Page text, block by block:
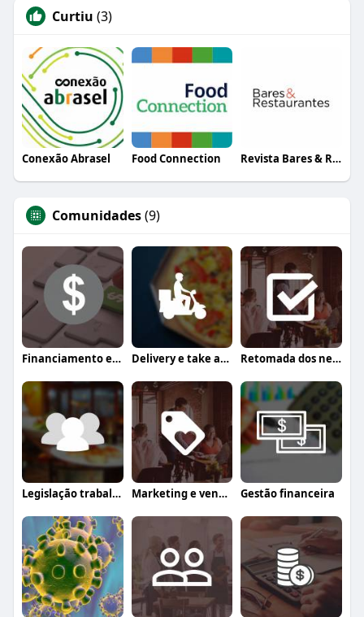
Curtiu (3)
Conexão Abrasel Food Connection Revista Bares & Restaurantes
Comunidades(9)
Financiamento e crédito Delivery e take away Retomada dos negócios
Legislação trabalhista Marketing e vendas Gestão financeira